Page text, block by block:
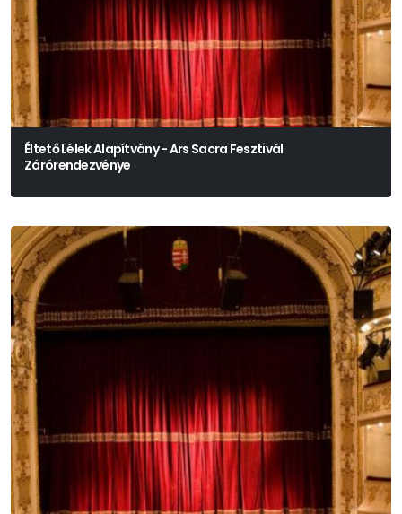
Éltető Lélek Alapítvány - Ars Sacra Fesztivál
Zárórendezvénye